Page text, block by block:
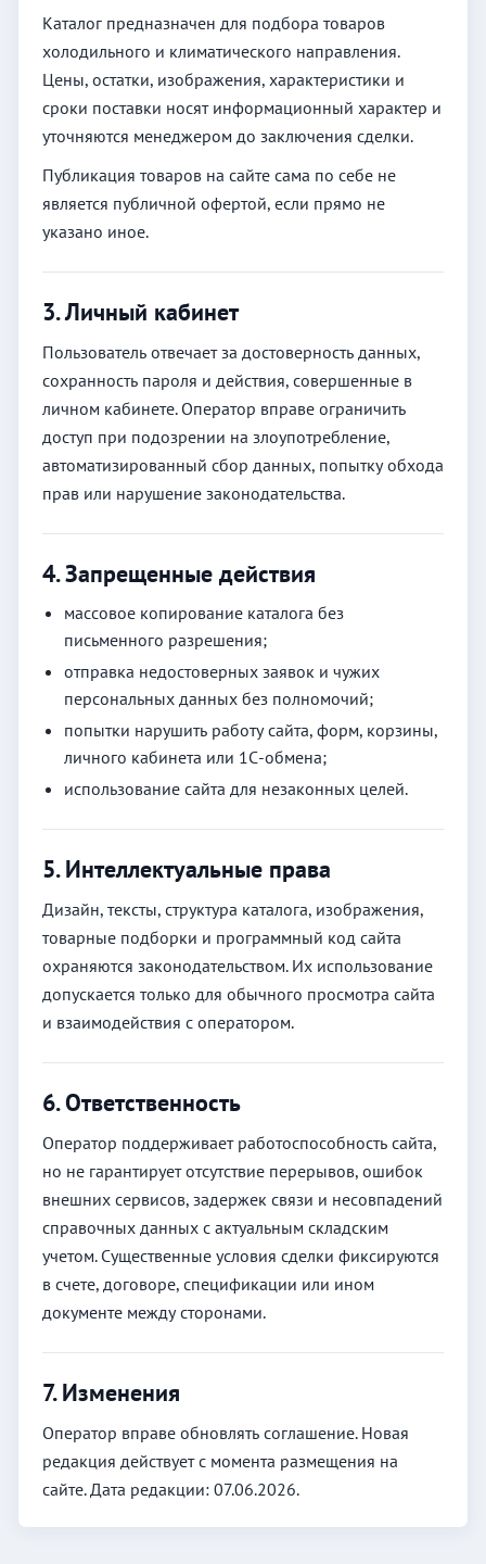
Каталог предназначен для подбора товаров
холодильного и климатического направления.
Цены, остатки, изображения, характеристики и
сроки поставки носят информационный характер и
уточняются менеджером до заключения сделки.
Публикация товаров на сайте сама по себе не
является публичной офертой, если прямо не
указано иное.
3. Личный кабинет
Пользователь отвечает за достоверность данных,
сохранность пароля и действия, совершенные в
личном кабинете. Оператор вправе ограничить
доступ при подозрении на злоупотребление,
автоматизированный сбор данных, попытку обхода
прав или нарушение законодательства.
4. Запрещенные действия
массовое копирование каталога без
письменного разрешения;
отправка недостоверных заявок и чужих
персональных данных без полномочий;
попытки нарушить работу сайта, форм, корзины,
личного кабинета или 1С-обмена;
использование сайта для незаконных целей.
5. Интеллектуальные права
Дизайн, тексты, структура каталога, изображения,
товарные подборки и программный код сайта
охраняются законодательством. Их использование
допускается только для обычного просмотра сайта
и взаимодействия с оператором.
6. Ответственность
Оператор поддерживает работоспособность сайта,
но не гарантирует отсутствие перерывов, ошибок
внешних сервисов, задержек связи и несовпадений
справочных данных с актуальным складским
учетом. Существенные условия сделки фиксируются
в счете, договоре, спецификации или ином
документе между сторонами.
7. Изменения
Оператор вправе обновлять соглашение. Новая
редакция действует с момента размещения на
сайте. Дата редакции: 07.06.2026.